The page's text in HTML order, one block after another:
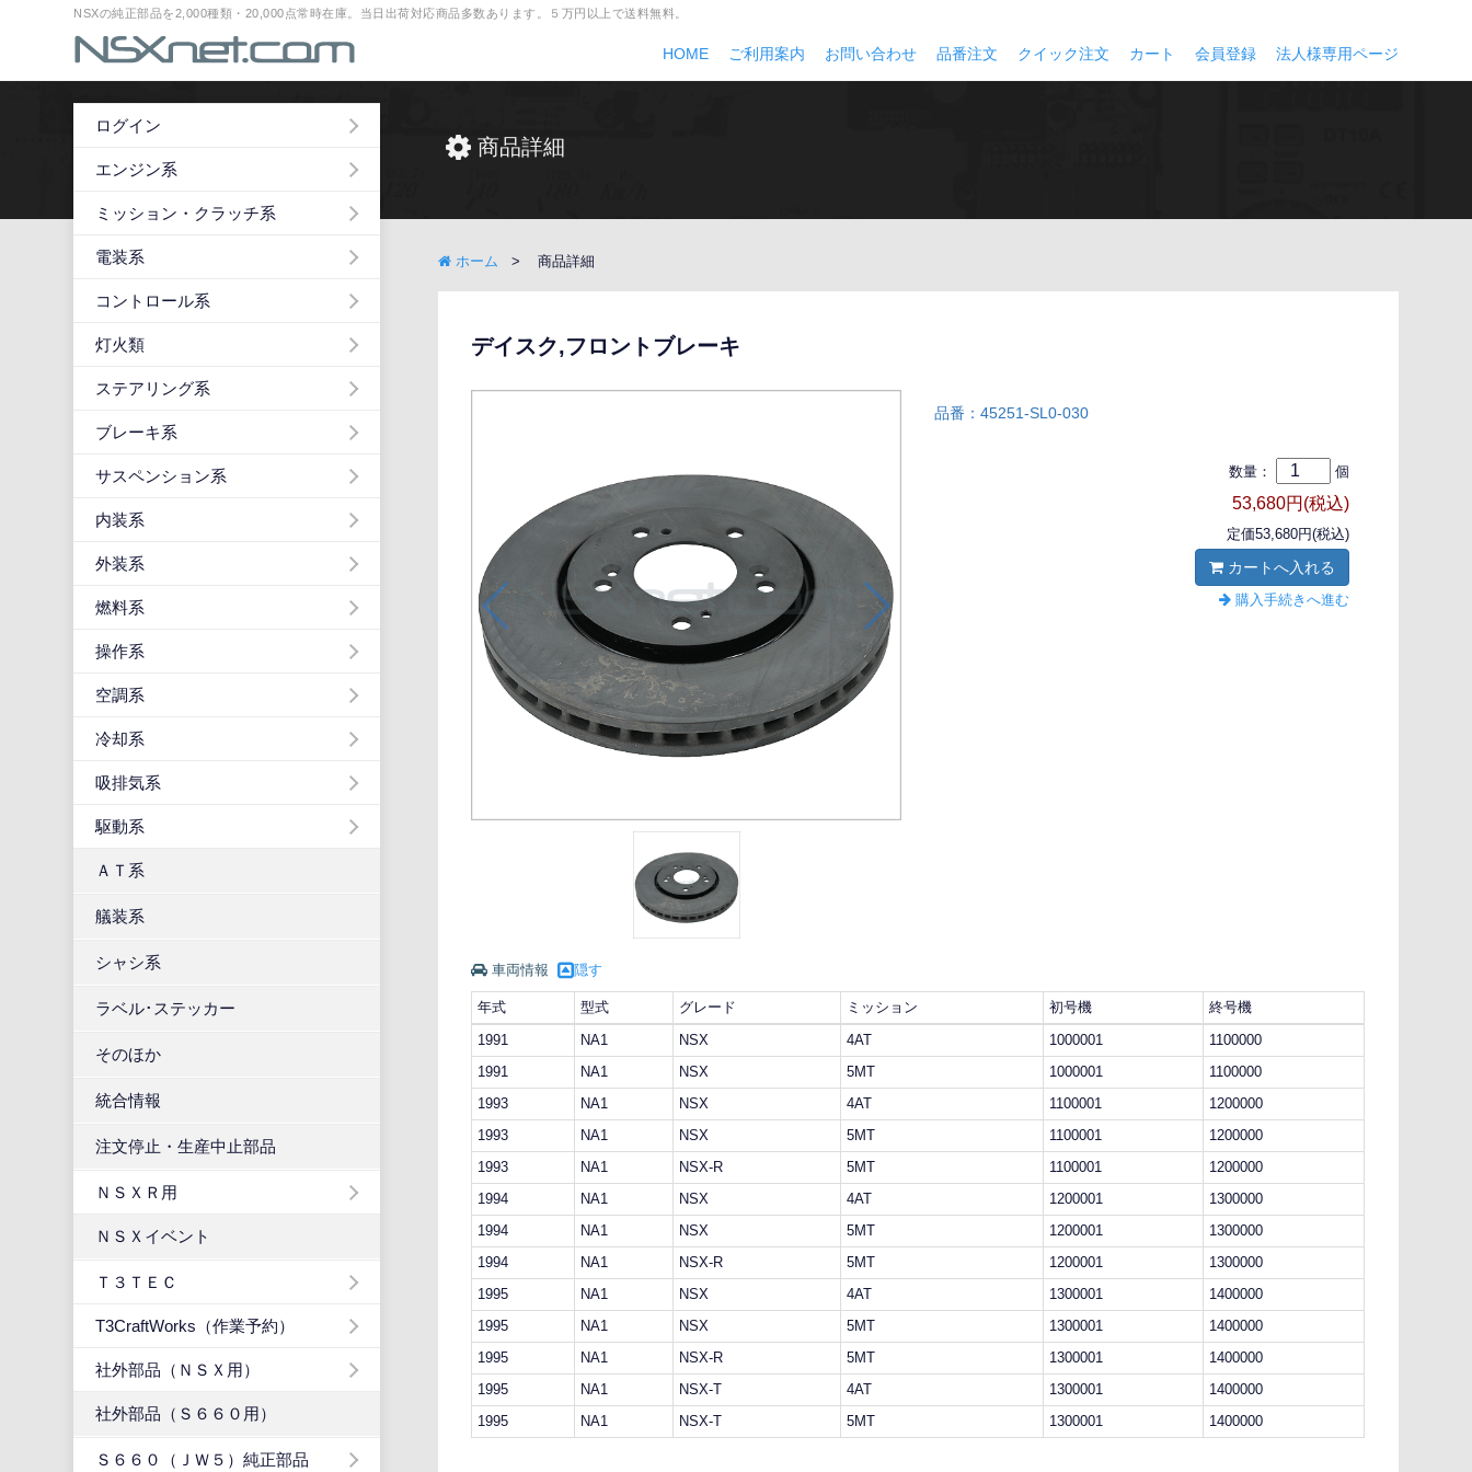
NSXの純正部品を2,000種類・20,000点常時在庫。当日出荷対応商品多数あります。５万円以上で送料無料。
HOME ご利用案内 お問い合わせ 品番注文 クイック注文 カート 会員登録 法人様専用ページ
商品詳細
ログイン
エンジン系
ミッション・クラッチ系
電装系
コントロール系
灯火類
ステアリング系
ブレーキ系
サスペンション系
内装系
外装系
燃料系
操作系
空調系
冷却系
吸排気系
駆動系
ＡＴ系
艤装系
シャシ系
ラベル･ステッカー
そのほか
統合情報
注文停止・生産中止部品
ＮＳＸＲ用
ＮＳＸイベント
Ｔ３ＴＥＣ
T3CraftWorks（作業予約）
社外部品（ＮＳＸ用）
社外部品（Ｓ６６０用）
Ｓ６６０（ＪＷ５）純正部品
ホーム 商品詳細
デイスク,フロントブレーキ
品番：45251-SL0-030
数量： 個
53,680円(税込)
定価53,680円(税込)
カートへ入れる
購入手続きへ進む
車両情報 隠す
年式 型式 グレード ミッション 初号機
終号機
1991
NA1 NSX 4AT 1000001
1100000
1991
NA1 NSX 5MT 1000001
1100000
1993
NA1 NSX 4AT 1100001
1200000
1993
NA1 NSX 5MT 1100001
1200000
1993
NA1 NSX-R 5MT 1100001
1200000
1994
NA1 NSX 4AT 1200001
1300000
1994
NA1 NSX 5MT 1200001
1300000
1994
NA1 NSX-R 5MT 1200001
1300000
1995
NA1 NSX 4AT 1300001
1400000
1995
NA1 NSX 5MT 1300001
1400000
1995
NA1 NSX-R 5MT 1300001
1400000
1995
NA1 NSX-T 4AT 1300001
1400000
1995
NA1 NSX-T 5MT 1300001 1400000